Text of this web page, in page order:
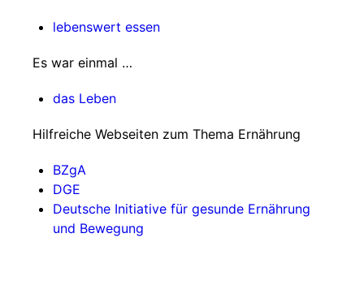
lebenswert essen
Es war einmal …
das Leben
Hilfreiche Webseiten zum Thema Ernährung
BZgA
DGE
Deutsche Initiative für gesunde Ernährung
und Bewegung